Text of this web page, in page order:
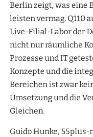
Berlin zeigt, was eine
leisten vermag. Q110
Live-Filial-Labor der
nicht nur räumliche
Prozesse und IT
Konzepte und die
Bereichen ist zwar
Umsetzung und die
Gleichen.
Guido Hunke,